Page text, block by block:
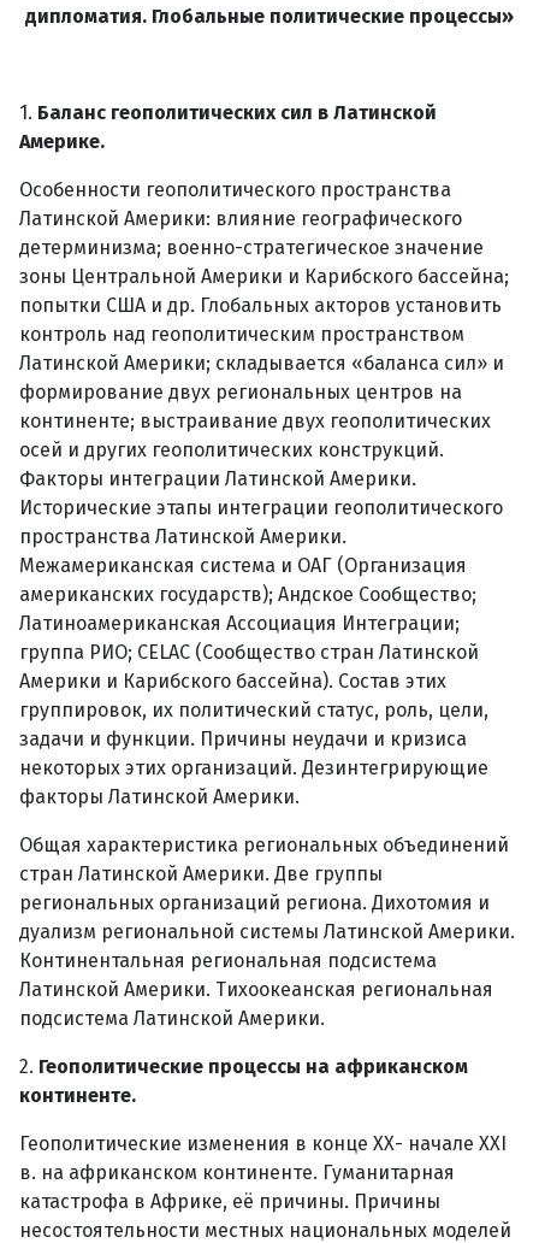
дипломатия. Глобальные политические процессы»
1. Баланс геополитических сил в Латинской
Америке.
Особенности геополитического пространства
Латинской Америки: влияние географического
детерминизма; военно-стратегическое значение
зоны Центральной Америки и Карибского бассейна;
попытки США и др. Глобальных акторов установить
контроль над геополитическим пространством
Латинской Америки; складывается «баланса сил» и
формирование двух региональных центров на
континенте; выстраивание двух геополитических
осей и других геополитических конструкций.
Факторы интеграции Латинской Америки.
Исторические этапы интеграции геополитического
пространства Латинской Америки.
Межамериканская система и ОАГ (Организация
американских государств); Андское Сообщество;
Латиноамериканская Ассоциация Интеграции;
группа РИО; CELAC (Сообщество стран Латинской
Америки и Карибского бассейна). Состав этих
группировок, их политический статус, роль, цели,
задачи и функции. Причины неудачи и кризиса
некоторых этих организаций. Дезинтегрирующие
факторы Латинской Америки.
Общая характеристика региональных объединений
стран Латинской Америки. Две группы
региональных организаций региона. Дихотомия и
дуализм региональной системы Латинской Америки.
Континентальная региональная подсистема
Латинской Америки. Тихоокеанская региональная
подсистема Латинской Америки.
2. Геополитические процессы на африканском
континенте.
Геополитические изменения в конце ХХ- начале XXI
в. на африканском континенте. Гуманитарная
катастрофа в Африке, её причины. Причины
несостоятельности местных национальных моделей